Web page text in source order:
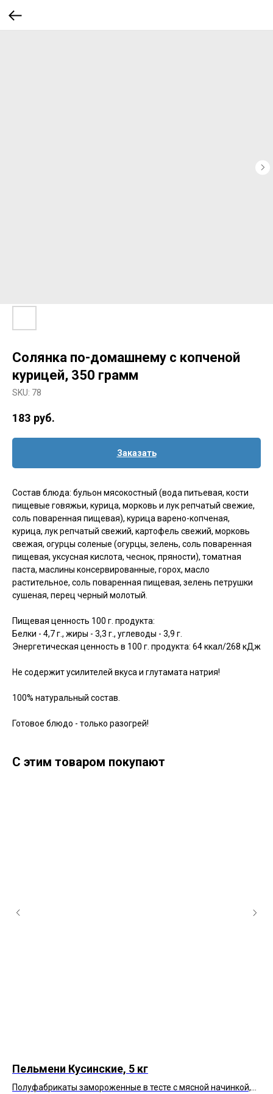
Солянка по-домашнему с копченой
курицей, 350 грамм
SKU: 78
183 руб.
Заказать
Состав блюда: бульон мясокостный (вода питьевая, кости
пищевые говяжьи, курица, морковь и лук репчатый свежие,
соль поваренная пищевая), курица варено-копченая,
курица, лук репчатый свежий, картофель свежий, морковь
свежая, огурцы соленые (огурцы, зелень, соль поваренная
пищевая, уксусная кислота, чеснок, пряности), томатная
паста, маслины консервированные, горох, масло
растительное, соль поваренная пищевая, зелень петрушки
сушеная, перец черный молотый.
Пищевая ценность 100 г. продукта:
Белки - 4,7 г., жиры - 3,3 г., углеводы - 3,9 г.
Энергетическая ценность в 100 г. продукта: 64 ккал/268 кДж
Не содержит усилителей вкуса и глутамата натрия!
100% натуральный состав.
Готовое блюдо - только разогрей!
С этим товаром покупают
Пельмени Кусинские, 5 кг
Полуфабрикаты замороженные в тесте с мясной начинкой,